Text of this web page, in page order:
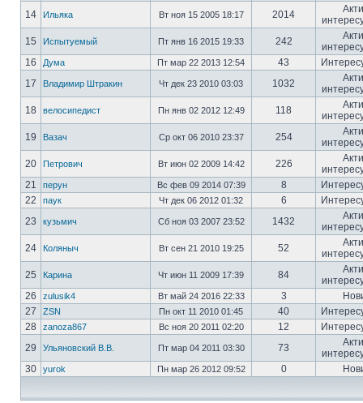
14
Ильяка Вт ноя 15 2005 18:17 2014
15
Испытуемый Пт янв 16 2015 19:33 242
16
Дума Пт мар 22 2013 12:54 43
17
Владимир Штракин Чт дек 23 2010 03:03 1032
18
велосипедист Пн янв 02 2012 12:49 118
19
Вазач Ср окт 06 2010 23:37 254
20
Петрович Вт июн 02 2009 14:42 226
21
перун Вс фев 09 2014 07:39 8
22
паук Чт дек 06 2012 01:32 6
23
кузьмич Сб ноя 03 2007 23:52 1432
24
Коляныч Вт сен 21 2010 19:25 52
25
Карина Чт июн 11 2009 17:39 84
26
zulusik4 Вт май 24 2016 22:33 3
27
ZSN Пн окт 11 2010 01:45 40
28
zanoza867 Вс ноя 20 2011 02:20 12
29
Ульяновский В.В. Пт мар 04 2011 03:30 73
30
yurok Пн мар 26 2012 09:52 0